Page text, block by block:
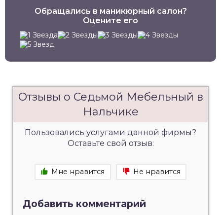
Обращались в маникюрный салон?
Оцените его
Отзывы о Седьмой Мебельный в
Нальчике
Пользовались услугами данной фирмы?
Оставьте свой отзыв:
Мне нравится Не нравится
Добавить комментарий